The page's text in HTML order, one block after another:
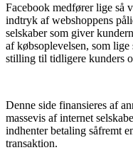
Facebook medfører lige så
indtryk af webshoppens
selskaber som giver
af købsoplevelsen, som
stilling til tidligere kunders
Denne side finansieres af
massevis af internet
indhenter betaling såfremt
transaktion.